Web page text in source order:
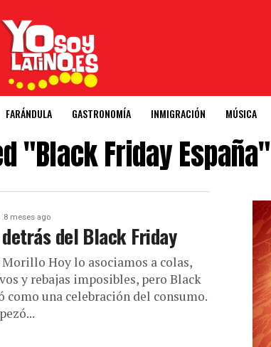
FARÁNDULA GASTRONOMÍA INMIGRACIÓN MÚSICA
"Black Friday España"
8 meses ago
del Black Friday
Hoy lo asociamos a colas,
y rebajas imposibles, pero Black
como una celebración del consumo.